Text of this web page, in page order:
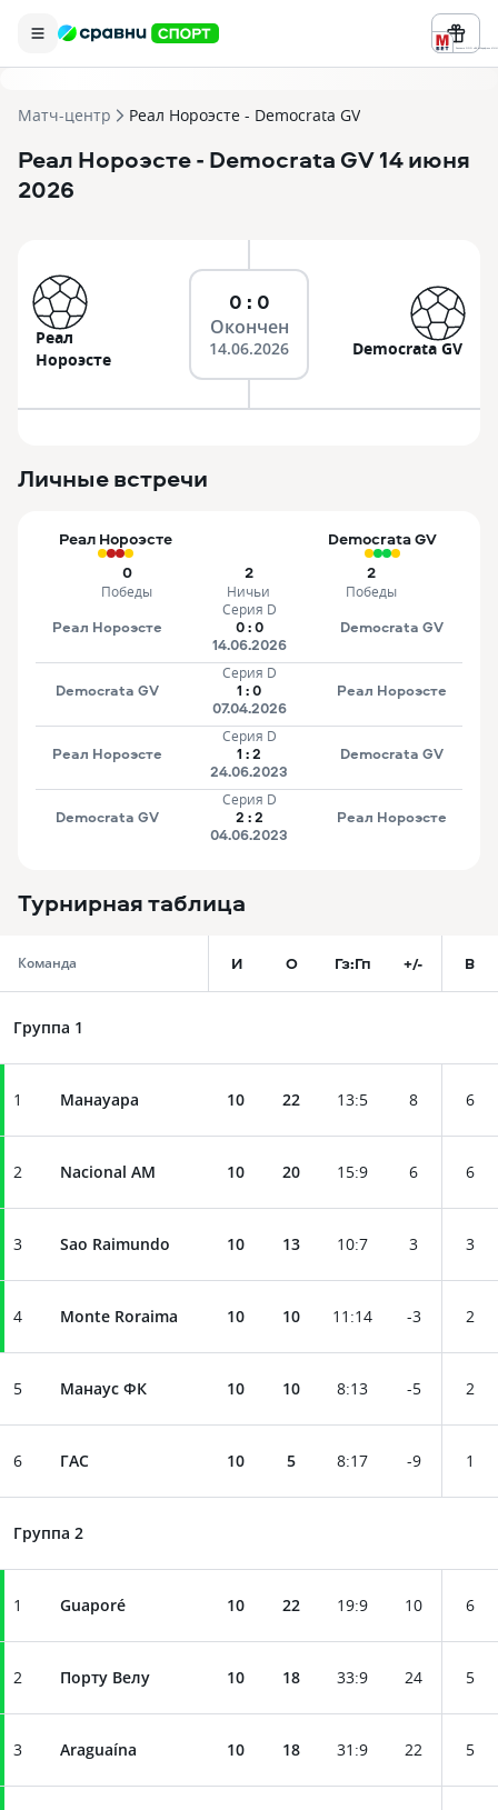
Реклама ООО «БК «Марафон» ИНН
Матч-центр Реал Нороэсте - Democrata GV
Реал Нороэсте- Democrata GV14 июня
2026
Реал
Нороэсте
0 : 0
Окончен
14.06.2026 Democrata GV
Личные встречи
Реал Нороэсте
Democrata GV
0
Победы
2
Ничьи
2
Победы
Реал Нороэсте
Серия D
0:0
14.06.2026
Democrata GV
Democrata GV
Серия D
1 :0
07.04.2026
Реал Нороэсте
Реал Нороэсте
Серия D
1 :2
24.06.2023
Democrata GV
Democrata GV
Серия D
2 :2
04.06.2023
Реал Нороэсте
Турнирная таблица
Команда И О Гз:Гп +/- В
Группа 1
1 Манауара 10 22 13:5 8 6
2 Nacional AM 10 20 15:9 6 6
3 Sao Raimundo 10 13 10:7 3 3
4 Monte Roraima 10 10 11 :14 -3 2
5 Манаус ФК 10 10 8:13 -5 2
6 ГАС 10 5 8:17 -9 1
Группа 2
1 Guaporé 10 22 19:9 10 6
2 Порту Велу 10 18 33:9 24 5
3 Araguaína 10 18 31 :9 22 5